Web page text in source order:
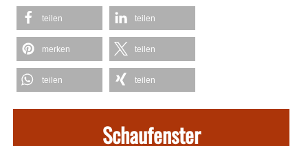
teilen teilen
merken teilen
teilen teilen
Schaufenster